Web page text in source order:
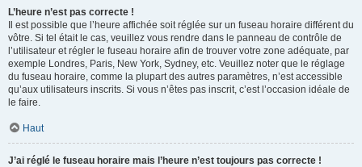
L’heure n’est pas correcte !
Il est possible que l’heure affichée soit réglée sur un fuseau horaire différent du
vôtre. Si tel était le cas, veuillez vous rendre dans le panneau de contrôle de
l’utilisateur et régler le fuseau horaire afin de trouver votre zone adéquate, par
exemple Londres, Paris, New York, Sydney, etc. Veuillez noter que le réglage
du fuseau horaire, comme la plupart des autres paramètres, n’est accessible
qu’aux utilisateurs inscrits. Si vous n’êtes pas inscrit, c’est l’occasion idéale de
le faire.
Haut
J’ai réglé le fuseau horaire mais l’heure n’est toujours pas correcte !